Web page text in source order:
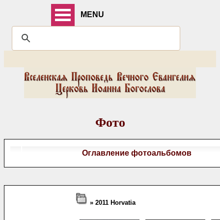
MENU
Фото
Оглавление фотоальбомов
» 2011 Horvatia